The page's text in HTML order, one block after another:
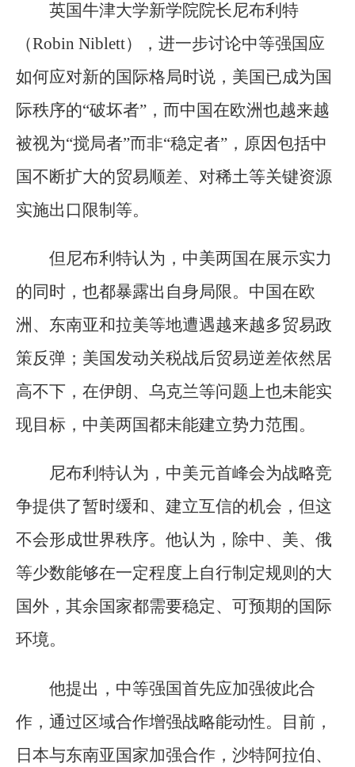
英国牛津大学新学院院长尼布利特
（Robin Niblett），进一步讨论中等强国应
如何应对新的国际格局时说，美国已成为国
际秩序的“破坏者”，而中国在欧洲也越来越
被视为“搅局者”而非“稳定者”，原因包括中
国不断扩大的贸易顺差、对稀土等关键资源
实施出口限制等。
但尼布利特认为，中美两国在展示实力
的同时，也都暴露出自身局限。中国在欧
洲、东南亚和拉美等地遭遇越来越多贸易政
策反弹；美国发动关税战后贸易逆差依然居
高不下，在伊朗、乌克兰等问题上也未能实
现目标，中美两国都未能建立势力范围。
尼布利特认为，中美元首峰会为战略竞
争提供了暂时缓和、建立互信的机会，但这
不会形成世界秩序。他认为，除中、美、俄
等少数能够在一定程度上自行制定规则的大
国外，其余国家都需要稳定、可预期的国际
环境。
他提出，中等强国首先应加强彼此合
作，通过区域合作增强战略能动性。目前，
日本与东南亚国家加强合作，沙特阿拉伯、